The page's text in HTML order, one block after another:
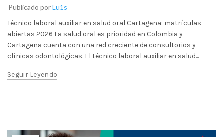
Publicado porLu1s
Técnico laboral auxiliar en salud oral Cartagena: matrículas
abiertas 2026 La salud oral es prioridad en Colombia y
Cartagena cuenta con una red creciente de consultorios y
clínicas odontológicas. El técnico laboral auxiliar en salud...
Seguir Leyendo